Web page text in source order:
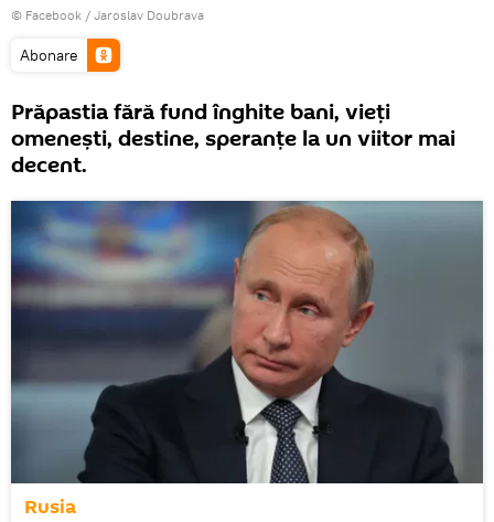
© Facebook / Jaroslav Doubrava
Abonare
Prăpastia fără fund înghite bani, vieți
omenești, destine, speranțe la un viitor mai
decent.
Rusia